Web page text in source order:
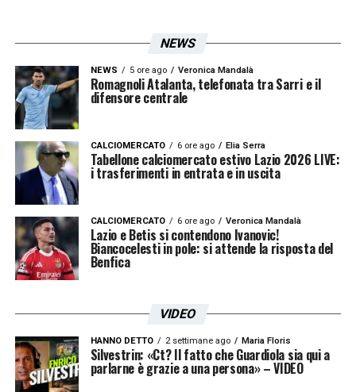
NEWS
NEWS 5 ore ago Veronica Mandalà
Romagnoli Atalanta, telefonata tra Sarri e il
difensore centrale
CALCIOMERCATO 6 ore ago Elia Serra
Tabellone calciomercato estivo Lazio 2026 LIVE:
i trasferimenti in entrata e in uscita
CALCIOMERCATO 6 ore ago Veronica Mandalà
Lazio e Betis si contendono Ivanovic!
Biancocelesti in pole: si attende la risposta del
Benfica
VIDEO
HANNO DETTO 2 settimane ago Maria Floris
Silvestrin: «Ct? Il fatto che Guardiola sia qui a
parlarne è grazie a una persona» – VIDEO